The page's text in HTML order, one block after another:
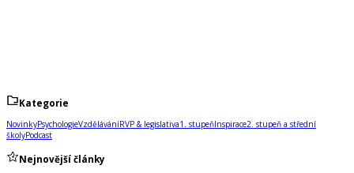
Kategorie
NovinkyPsychologieVzděláváníRVP & legislativa1. stupeňInspirace2. stupeň a střední
školyPodcast
Nejnovější články